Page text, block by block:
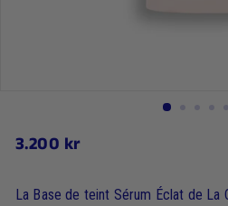
Prix
3.200 kr3.200
La Base de teint Sérum Éclat de La